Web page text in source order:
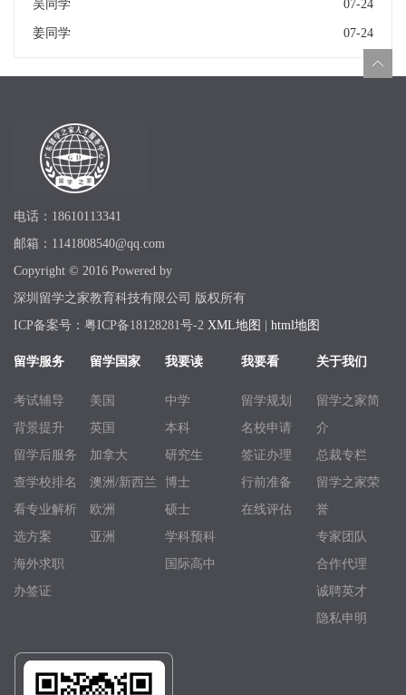
吴同学 07-24
姜同学 07-24
电话：18610113341
邮箱：1141808540@qq.com
Copyright © 2016 Powered by
深圳留学之家教育科技有限公司 版权所有
ICP备案号：粤ICP备18128281号-2 XML地图 | html地图
留学服务
考试辅导
背景提升
留学后服务
查学校排名
看专业解析
选方案
海外求职
办签证
留学国家
美国
英国
加拿大
澳洲/新西兰
欧洲
亚洲
我要读
中学
本科
研究生
博士
硕士
学科预科
国际高中
我要看
留学规划
名校申请
签证办理
行前准备
在线评估
关于我们
留学之家简
介
总裁专栏
留学之家荣
誉
专家团队
合作代理
诚聘英才
隐私申明